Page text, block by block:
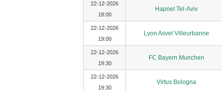
22-12-2026
18:00
Hapoel Tel-Aviv
22-12-2026
19:00
Lyon Asvel Villeurbanne
22-12-2026
19:30
FC Bayern Munchen
22-12-2026
19:30
Virtus Bologna